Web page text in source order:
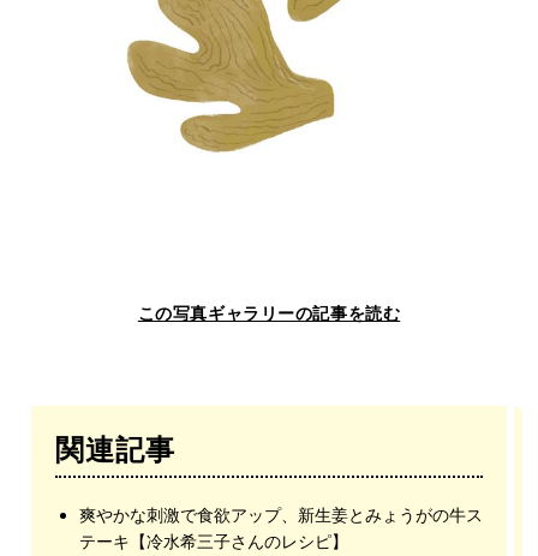
この写真ギャラリーの記事を読む
関連記事
爽やかな刺激で食欲アップ、新生姜とみょうがの牛ス
テーキ【冷水希三子さんのレシピ】